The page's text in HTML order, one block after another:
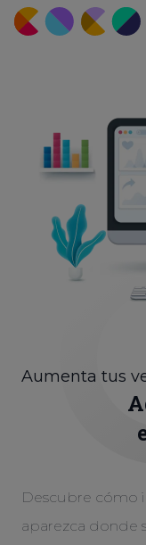
Aumenta tus
Descubre cómo
aparezca donde